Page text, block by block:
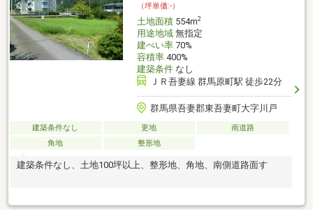
（坪単価:-）
土地面積554m2
用途地域無指定
建ぺい率70%
容積率400%
建築条件なし
ＪＲ吾妻線 群馬原町駅 徒歩22分
群馬県吾妻郡東吾妻町大字川戸
建築条件なし 更地
南道路
角地
整形地
建築条件なし、土地100坪以上、整形地、角地、南側道路面す